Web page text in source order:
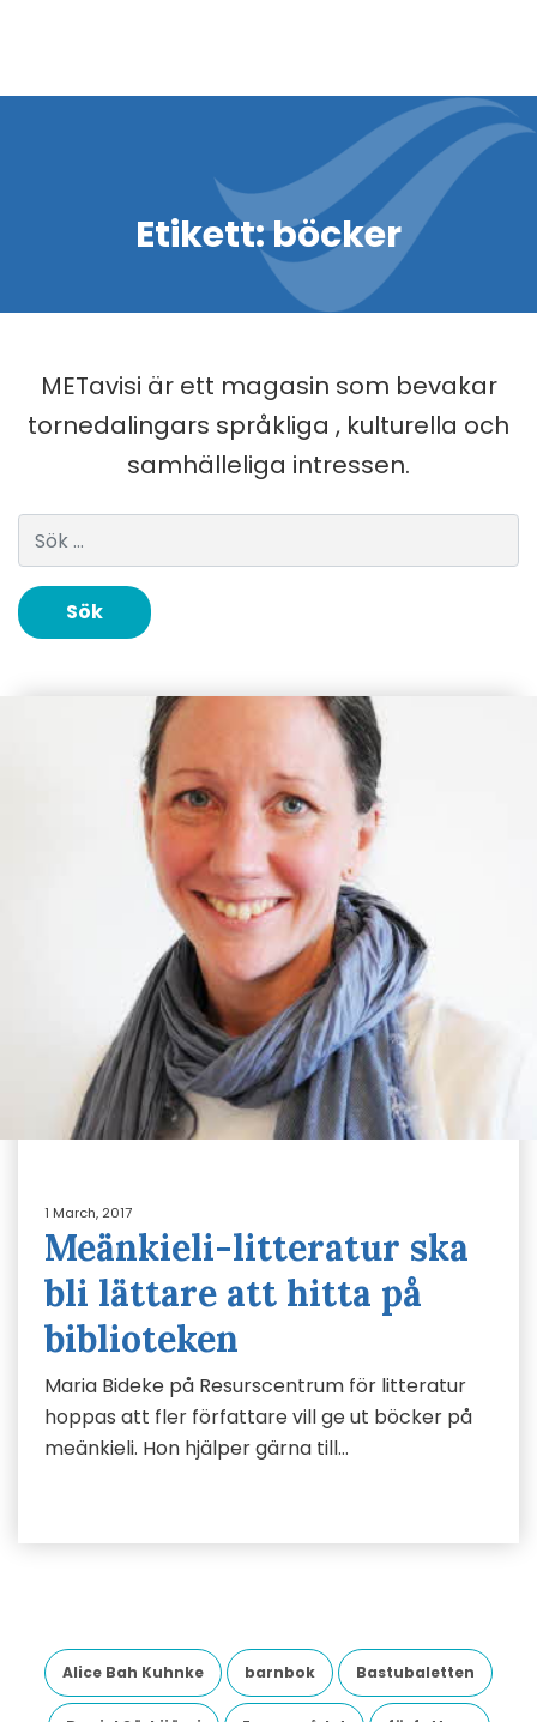
Etikett:böcker
METavisi är ett magasin som bevakar
tornedalingars språkliga , kulturella och
samhälleliga intressen.
Sök efter:
1 March, 2017
Meänkieli-litteratur ska
bli lättare att hitta på
biblioteken
Maria Bideke på Resurscentrum för litteratur
hoppas att fler författare vill ge ut böcker på
meänkieli. Hon hjälper gärna till…
Alice Bah Kuhnke barnbok Bastubaletten